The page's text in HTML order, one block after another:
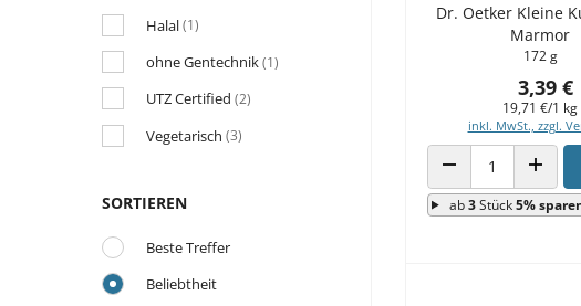
Halal(1)
ohne Gentechnik(1)
UTZ Certified (2)
Vegetarisch (3)
SORTIEREN
Beste Treffer
Beliebtheit
Dr. Oetker Kleine
Marmor
172 g
3,39 €
19,71 €/1 kg
inkl. MwSt., zzgl.
ANZAHL VERRINGERN
ab3Stück5%